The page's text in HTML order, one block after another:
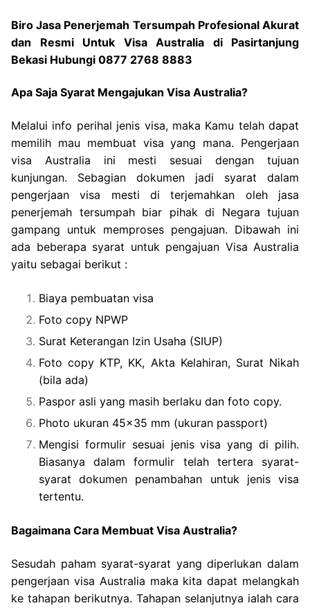
Biro Jasa Penerjemah Tersumpah Profesional Akurat
dan Resmi Untuk Visa Australia di Pasirtanjung
Bekasi Hubungi 0877 2768 8883
Apa Saja Syarat Mengajukan Visa Australia?
Melalui info perihal jenis visa, maka Kamu telah dapat
memilih mau membuat visa yang mana. Pengerjaan
visa Australia ini mesti sesuai dengan tujuan
kunjungan. Sebagian dokumen jadi syarat dalam
pengerjaan visa mesti di terjemahkan oleh jasa
penerjemah tersumpah biar pihak di Negara tujuan
gampang untuk memproses pengajuan. Dibawah ini
ada beberapa syarat untuk pengajuan Visa Australia
yaitu sebagai berikut :
Biaya pembuatan visa
Foto copy NPWP
Surat Keterangan Izin Usaha (SIUP)
Foto copy KTP, KK, Akta Kelahiran, Surat Nikah
(bila ada)
Paspor asli yang masih berlaku dan foto copy.
Photo ukuran 45×35 mm (ukuran passport)
Mengisi formulir sesuai jenis visa yang di pilih.
Biasanya dalam formulir telah tertera syarat-
syarat dokumen penambahan untuk jenis visa
tertentu.
Bagaimana Cara Membuat Visa Australia?
Sesudah paham syarat-syarat yang diperlukan dalam
pengerjaan visa Australia maka kita dapat melangkah
ke tahapan berikutnya. Tahapan selanjutnya ialah cara